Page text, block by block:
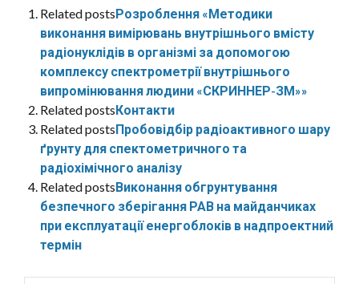
Related postsРозроблення «Методики
виконання вимірювань внутрішнього вмісту
радіонуклідів в організмі за допомогою
комплексу спектрометрії внутрішнього
випромінювання людини «СКРИННЕР-ЗМ»»
Related postsКонтакти
Related postsПробовідбір радіоактивного шару
ґрунту для спектометричного та
радіохімічного аналізу
Related postsВиконання обгрунтування
безпечного зберігання РАВ на майданчиках
при експлуатації енергоблоків в надпроектний
термін